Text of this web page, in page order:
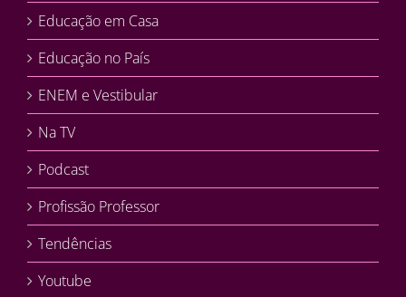
Educação em Casa
Educação no País
ENEM e Vestibular
Na TV
Podcast
Profissão Professor
Tendências
Youtube